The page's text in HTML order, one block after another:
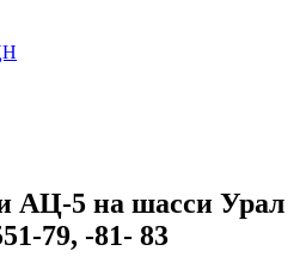
АЦ-5 на шасси Урал
79, -81- 83